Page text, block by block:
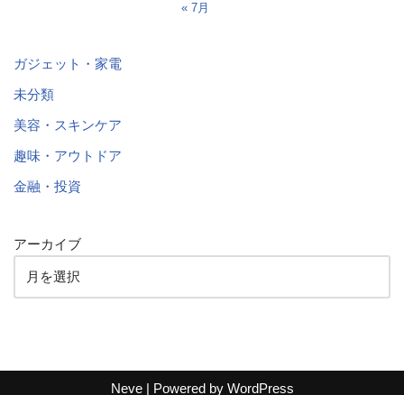
« 7月
ガジェット・家電
未分類
美容・スキンケア
趣味・アウトドア
金融・投資
アーカイブ
Neve| Powered by WordPress